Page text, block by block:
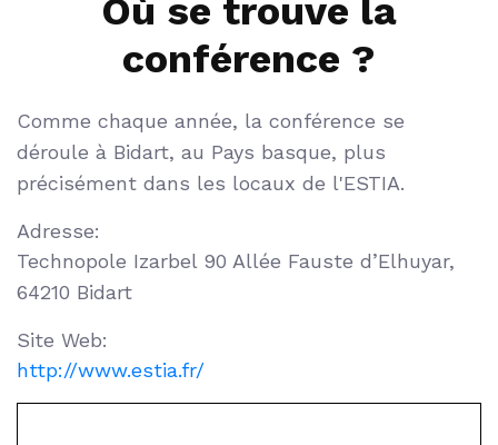
Où se trouve la
conférence ?
Comme chaque année, la conférence se
déroule à Bidart, au Pays basque, plus
précisément dans les locaux de l'ESTIA.
Adresse:
Technopole Izarbel 90 Allée Fauste d’Elhuyar,
64210 Bidart
Site Web:
http://www.estia.fr/